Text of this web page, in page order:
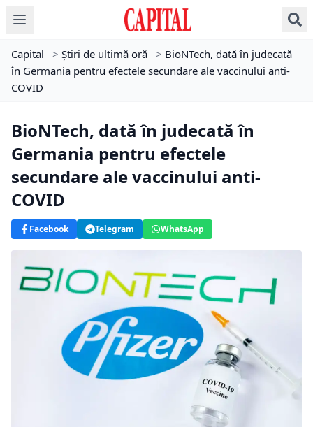
Capital > Știri de ultimă oră > BioNTech, dată în judecată
în Germania pentru efectele secundare ale vaccinului anti-
COVID
BioNTech, dată în judecată în
Germania pentru efectele
secundare ale vaccinului anti-
COVID
Facebook Telegram WhatsApp